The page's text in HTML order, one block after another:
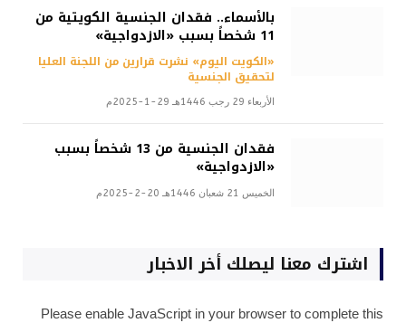
بالأسماء.. فقدان الجنسية الكويتية من
11 شخصاً بسبب «الازدواجية»
«الكويت اليوم» نشرت قرارين من اللجنة العليا
لتحقيق الجنسية
الأربعاء 29 رجب 1446هـ 29-1-2025م
فقدان الجنسية من 13 شخصاً بسبب
«الازدواجية»
الخميس 21 شعبان 1446هـ 20-2-2025م
اشترك معنا ليصلك أخر الاخبار
Please enable JavaScript in your browser to complete this